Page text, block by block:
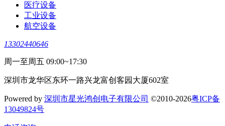
医疗设备
工业设备
航空设备
13302440646
周一至周五 09:00~17:30
深圳市龙华区东环一路兴龙富创客园大厦602室
Powered by 深圳市星光鸿创电子有限公司 ©2010-2026粤ICP备
13049824号